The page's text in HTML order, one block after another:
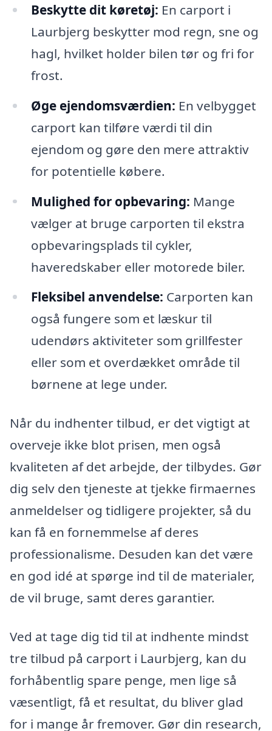
Beskytte dit køretøj: En carport i
Laurbjerg beskytter mod regn, sne og
hagl, hvilket holder bilen tør og fri for
frost.
Øge ejendomsværdien: En velbygget
carport kan tilføre værdi til din
ejendom og gøre den mere attraktiv
for potentielle købere.
Mulighed for opbevaring: Mange
vælger at bruge carporten til ekstra
opbevaringsplads til cykler,
haveredskaber eller motorede biler.
Fleksibel anvendelse: Carporten kan
også fungere som et læskur til
udendørs aktiviteter som grillfester
eller som et overdækket område til
børnene at lege under.
Når du indhenter tilbud, er det vigtigt at
overveje ikke blot prisen, men også
kvaliteten af det arbejde, der tilbydes. Gør
dig selv den tjeneste at tjekke firmaernes
anmeldelser og tidligere projekter, så du
kan få en fornemmelse af deres
professionalisme. Desuden kan det være
en god idé at spørge ind til de materialer,
de vil bruge, samt deres garantier.
Ved at tage dig tid til at indhente mindst
tre tilbud på carport i Laurbjerg, kan du
forhåbentlig spare penge, men lige så
væsentligt, få et resultat, du bliver glad
for i mange år fremover. Gør din research,